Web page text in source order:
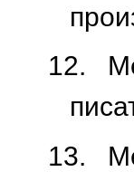
12.
13.